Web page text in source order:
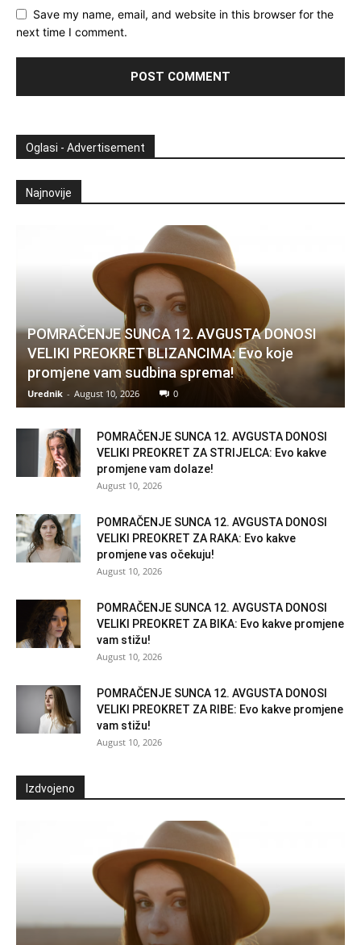
Save my name, email, and website in this browser for the
next time I comment.
Oglasi - Advertisement
Najnovije
POMRAČENJE SUNCA 12. AVGUSTA DONOSI
VELIKI PREOKRET BLIZANCIMA: Evo koje
promjene vam sudbina sprema!
Urednik - August 10, 2026 0
POMRAČENJE SUNCA 12. AVGUSTA DONOSI
VELIKI PREOKRET ZA STRIJELCA: Evo kakve
promjene vam dolaze!
August 10, 2026
POMRAČENJE SUNCA 12. AVGUSTA DONOSI
VELIKI PREOKRET ZA RAKA: Evo kakve
promjene vas očekuju!
August 10, 2026
POMRAČENJE SUNCA 12. AVGUSTA DONOSI
VELIKI PREOKRET ZA BIKA: Evo kakve promjene
vam stižu!
August 10, 2026
POMRAČENJE SUNCA 12. AVGUSTA DONOSI
VELIKI PREOKRET ZA RIBE: Evo kakve promjene
vam stižu!
August 10, 2026
Izdvojeno